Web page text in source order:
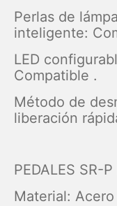
Perlas de
inteligente:
LED
Compatible .
Método de
liberación
PEDALES SR-P
Material: